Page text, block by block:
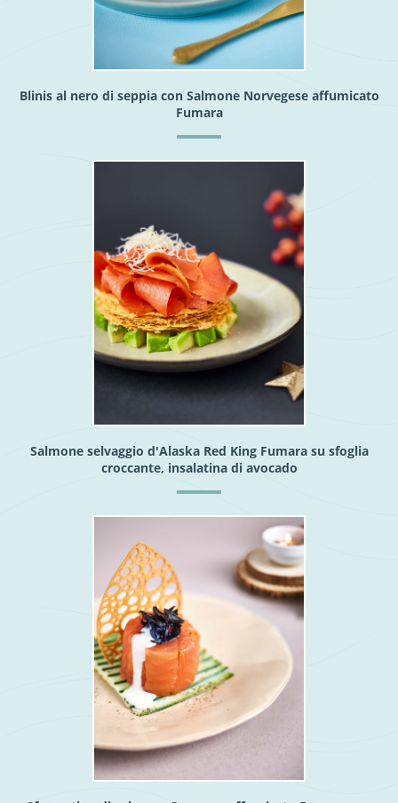
Blinis al nero di seppia con Salmone Norvegese affumicato
Fumara
Salmone selvaggio d'Alaska Red King Fumara su sfoglia
croccante, insalatina di avocado